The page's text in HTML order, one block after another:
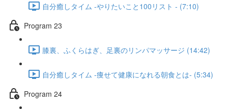
自分癒しタイム -やりたいこと100リスト - (7:10)
Program 23
膝裏、ふくらはぎ、足裏のリンパマッサージ (14:42)
自分癒しタイム -痩せて健康になれる朝食とは- (5:34)
Program 24​